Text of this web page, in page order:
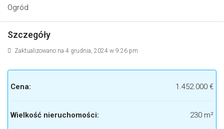
Ogród
Szczegóły
Zaktualizowano na 4 grudnia, 2024 w 9:26 pm
Cena: 1.452.000 €
Wielkość nieruchomości: 230 m²